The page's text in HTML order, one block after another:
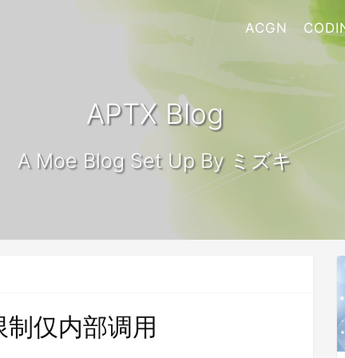
ACGN
APTX Blog
A Moe Blog Set Up By ミズキ
仅内部调用